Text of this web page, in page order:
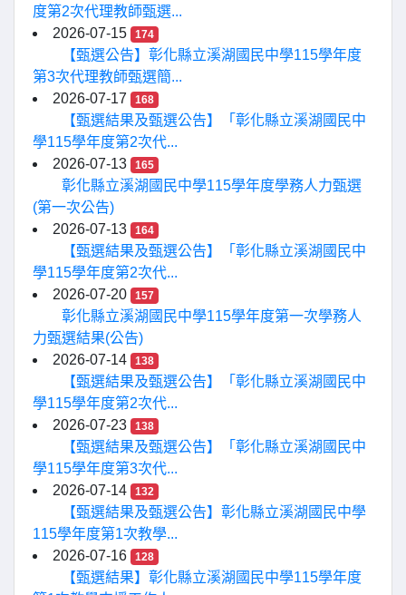
度第2次代理教師甄選...
2026-07-15
174
【甄選公告】彰化縣立溪湖國民中學115學年度
第3次代理教師甄選簡...
2026-07-17
168
【甄選結果及甄選公告】「彰化縣立溪湖國民中
學115學年度第2次代...
2026-07-13
165
彰化縣立溪湖國民中學115學年度學務人力甄選
(第一次公告)
2026-07-13
164
【甄選結果及甄選公告】「彰化縣立溪湖國民中
學115學年度第2次代...
2026-07-20
157
彰化縣立溪湖國民中學115學年度第一次學務人
力甄選結果(公告)
2026-07-14
138
【甄選結果及甄選公告】「彰化縣立溪湖國民中
學115學年度第2次代...
2026-07-23
138
【甄選結果及甄選公告】「彰化縣立溪湖國民中
學115學年度第3次代...
2026-07-14
132
【甄選結果及甄選公告】彰化縣立溪湖國民中學
115學年度第1次教學...
2026-07-16
128
【甄選結果】彰化縣立溪湖國民中學115學年度